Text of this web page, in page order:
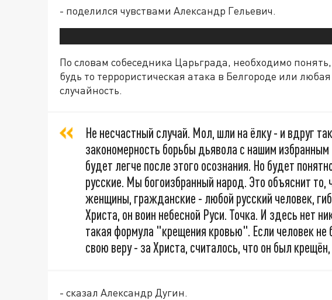
- поделился чувствами Александр Гельевич.
По словам собеседника Царьграда, необходимо
будь то террористическая атака в Белгороде или
случайность.
Не несчастный случай. Мол, шли на ёлку - и вдруг
закономерность борьбы дьявола с нашим
будет легче после этого осознания. Но будет
русские. Мы богоизбранный народ. Это объяснит то,
женщины, гражданские - любой русский человек,
Христа, он воин небесной Руси. Точка. И здесь нет
такая формула "крещения кровью". Если человек не
свою веру - за Христа, считалось, что он был крещён,
- сказал Александр Дугин.